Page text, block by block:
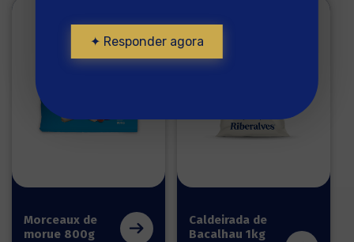
Morceaux de
morue 800g
Caldeirada de
Bacalhau 1kg
✦ Responder agora